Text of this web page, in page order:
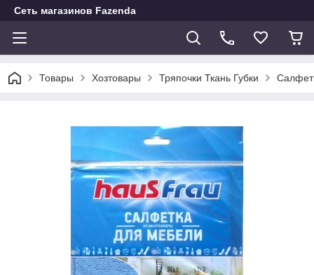
Сеть магазинов Fazenda
Товары Хозтовары Тряпочки Ткань Губки